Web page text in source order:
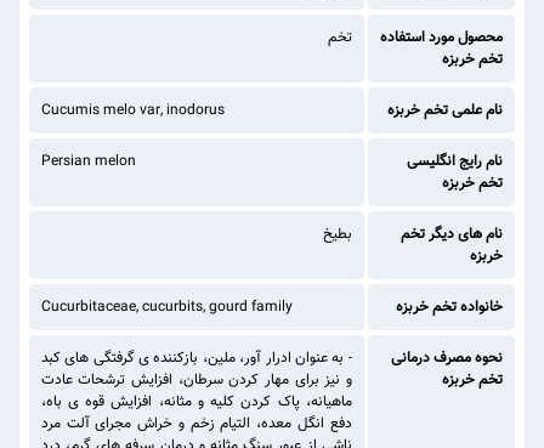
محصول مورد استفاده
تخم خربزه
تخم
نام علمی تخم خربزه Cucumis melo var, inodorus
نام رایج انگلیسی
تخم خربزه
Persian melon
نام های دیگر تخم
خربزه
بطیخ
خانواده تخم خربزه Cucurbitaceae, cucurbits, gourd family
نحوه مصرف درمانی
تخم خربزه
- به عنوان ادرار آور، ملین، بازکننده ی گرفتگی های کبد
و نیز برای مهار کردن سرطان، افزایش ترشحات عادت
ماهیانه، پاک کردن کلیه و مثانه، افزایش قوه ی باه،
دفع انگل معده، التیام زخم و خراش مجرای آلت مرد